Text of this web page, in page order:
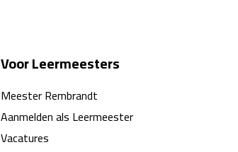
Voor Leermeesters
Meester Rembrandt
Aanmelden als Leermeester
Vacatures